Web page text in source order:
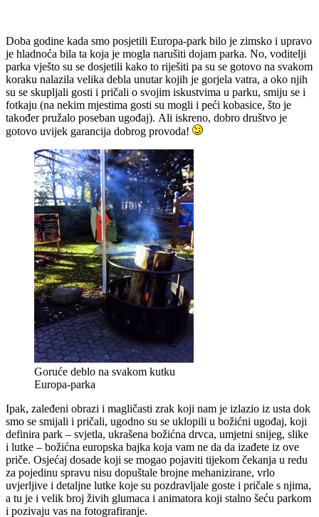
Doba godine kada smo posjetili Europa-park bilo je zimsko i upravo
je hladnoća bila ta koja je mogla narušiti dojam parka. No, voditelji
parka vješto su se dosjetili kako to riješiti pa su se gotovo na svakom
koraku nalazila velika debla unutar kojih je gorjela vatra, a oko njih
su se skupljali gosti i pričali o svojim iskustvima u parku, smiju se i
fotkaju (na nekim mjestima gosti su mogli i peći kobasice, što je
također pružalo poseban ugođaj). Ali iskreno, dobro društvo je
gotovo uvijek garancija dobrog provoda!
Goruće deblo na svakom kutku
Europa-parka
Ipak, zaleđeni obrazi i magličasti zrak koji nam je izlazio iz usta dok
smo se smijali i pričali, ugodno su se uklopili u božićni ugođaj, koji
definira park – svjetla, ukrašena božićna drvca, umjetni snijeg, slike
i lutke – božićna europska bajka koja vam ne da da izađete iz ove
priče. Osjećaj dosade koji se mogao pojaviti tijekom čekanja u redu
za pojedinu spravu nisu dopuštale brojne mehanizirane, vrlo
uvjerljive i detaljne lutke koje su pozdravljale goste i pričale s njima,
a tu je i velik broj živih glumaca i animatora koji stalno šeću parkom
i pozivaju vas na fotografiranje.